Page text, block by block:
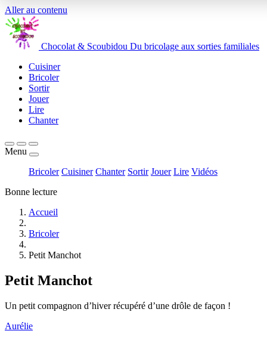
Aller au contenu
Chocolat & Scoubidou Du bricolage aux sorties familiales
Cuisiner
Bricoler
Sortir
Jouer
Lire
Chanter
Menu
Bricoler Cuisiner Chanter Sortir Jouer Lire Vidéos
Bonne lecture
Accueil
Bricoler
Petit Manchot
Petit Manchot
Un petit compagnon d’hiver récupéré d’une drôle de façon !
Aurélie